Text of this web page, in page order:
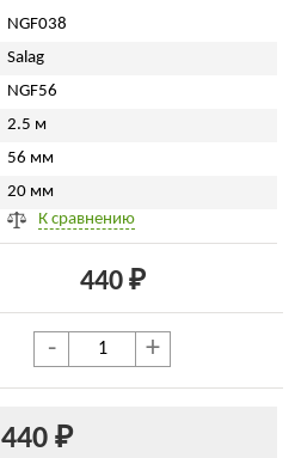
NGF038
Salag
NGF56
2.5 м
56 мм
20 мм
К сравнению
440 ₽
- +
440 ₽